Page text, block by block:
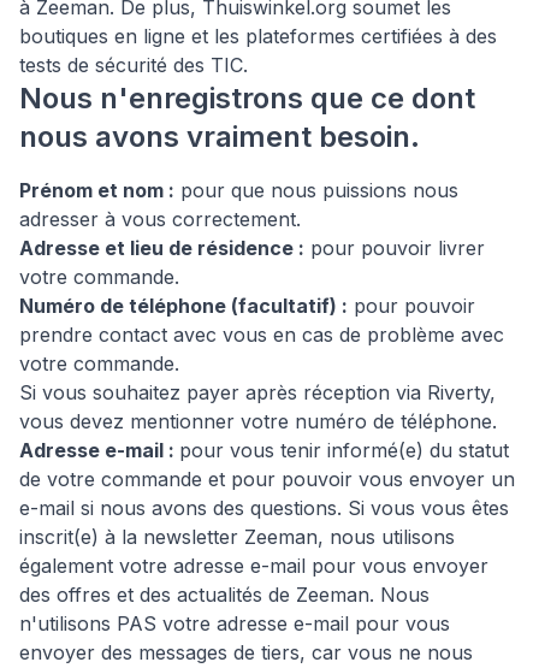
à Zeeman. De plus, Thuiswinkel.org soumet les
boutiques en ligne et les plateformes certifiées à des
tests de sécurité des TIC.
Nous n'enregistrons que ce dont
nous avons vraiment besoin.
Prénom et nom : pour que nous puissions nous
adresser à vous correctement.
Adresse et lieu de résidence : pour pouvoir livrer
votre commande.
Numéro de téléphone (facultatif) : pour pouvoir
prendre contact avec vous en cas de problème avec
votre commande.
Si vous souhaitez payer après réception via Riverty,
vous devez mentionner votre numéro de téléphone.
Adresse e-mail : pour vous tenir informé(e) du statut
de votre commande et pour pouvoir vous envoyer un
e-mail si nous avons des questions. Si vous vous êtes
inscrit(e) à la newsletter Zeeman, nous utilisons
également votre adresse e-mail pour vous envoyer
des offres et des actualités de Zeeman. Nous
n'utilisons PAS votre adresse e-mail pour vous
envoyer des messages de tiers, car vous ne nous